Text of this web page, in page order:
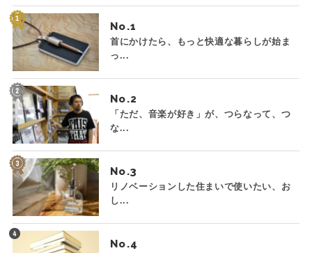
No.
首にかけたら、もっと快適な暮らしが始ま
っ...
No.
「ただ、音楽が好き」が、つらなって、つ
な...
No.
リノベーションした住まいで使いたい、お
し...
No.